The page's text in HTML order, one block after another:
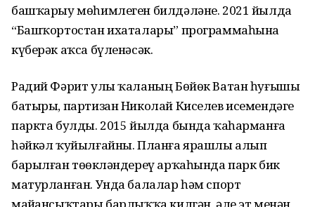
башҡарыу мөһимлеген билдәләне. 2021 йылда
“Башҡортостан ихаталары” программаһына
күберәк аҡса бүленәсәк.
Радий Фәрит улы ҡаланың Бөйөк Ватан һуғышы
батыры, партизан Николай Киселев исемендәге
паркта булды. 2015 йылда бында ҡаһарманға
һәйкәл ҡуйылғайны. Планға ярашлы алып
барылған төҙөкләндереү арҡаһында парк бик
матурланған. Унда балалар һәм спорт